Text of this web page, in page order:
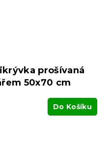
prošívaná
50x70 cm
Do Košíku